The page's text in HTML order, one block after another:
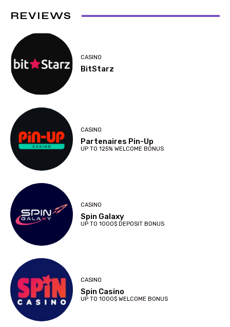
REVIEWS
CASINO
BitStarz
CASINO
Partenaires Pin-Up
UP TO 125% WELCOME BONUS
CASINO
Spin Galaxy
UP TO 1000$ DEPOSIT BONUS
CASINO
Spin Casino
UP TO 1000$ WELCOME BONUS